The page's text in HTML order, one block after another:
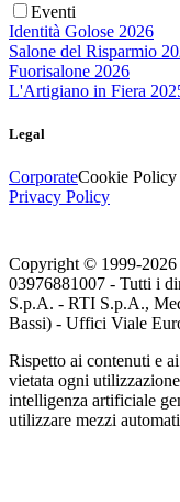
Eventi
Identità Golose 2026
Salone del Risparmio
Fuorisalone 2026
L'Artigiano in Fiera
Legal
CorporateCookie Policy
Privacy Policy
Copyright © 1999-2026
03976881007 - Tutti i
S.p.A. - RTI S.p.A.,
Bassi) - Uffici Viale
Rispetto ai contenuti e
vietata ogni
intelligenza artificiale
utilizzare mezzi